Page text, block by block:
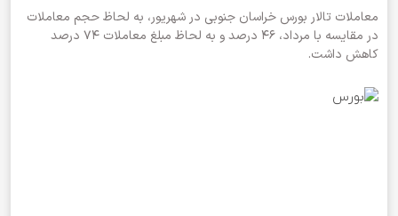
معاملات تالار بورس خراسان جنوبی در شهریور، به لحاظ حجم معاملات
در مقایسه با مرداد، ۴۶ درصد و به لحاظ مبلغ معاملات ۷۴ درصد
کاهش داشت.